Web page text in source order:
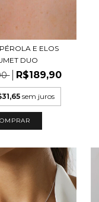
E ELOS
DUO
R$189,90
sem juros